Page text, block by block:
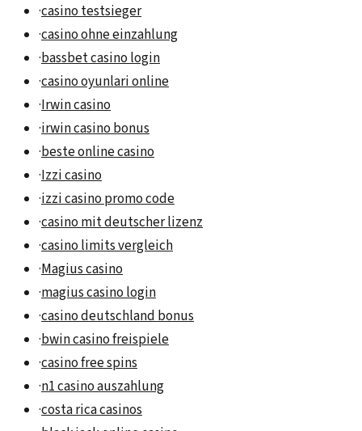
·casino testsieger
·casino ohne einzahlung
·bassbet casino login
·casino oyunlari online
·Irwin casino
·irwin casino bonus
·beste online casino
·Izzi casino
·izzi casino promo code
·casino mit deutscher lizenz
·casino limits vergleich
·Magius casino
·magius casino login
·casino deutschland bonus
·bwin casino freispiele
·casino free spins
·n1 casino auszahlung
·costa rica casinos